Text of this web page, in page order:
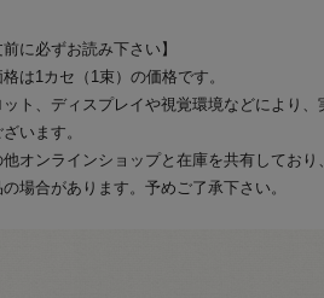
前に必ずお読み下さい】
格は1カセ（1束）の価格です。
ット、ディスプレイや視覚環境などにより
います。
他オンラインショップと在庫を共有してお
場合があります。予めご了承下さい。